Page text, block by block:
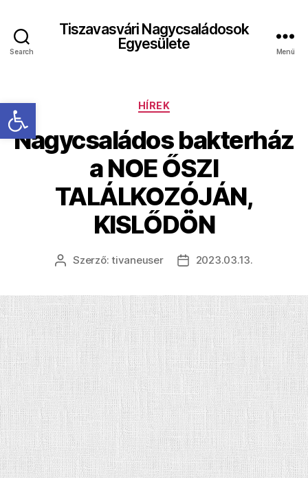
Eszköztár megnyitása
Search
Tiszavasvári Nagycsaládosok
Egyesülete
Menü
Kategóriák
HÍREK
Nagycsaládos bakterház
a NOE ŐSZI
TALÁLKOZÓJÁN,
KISLŐDÖN
Bejegyzés
Szerző:tivaneuser
Bejegyzés
2023.03.13.